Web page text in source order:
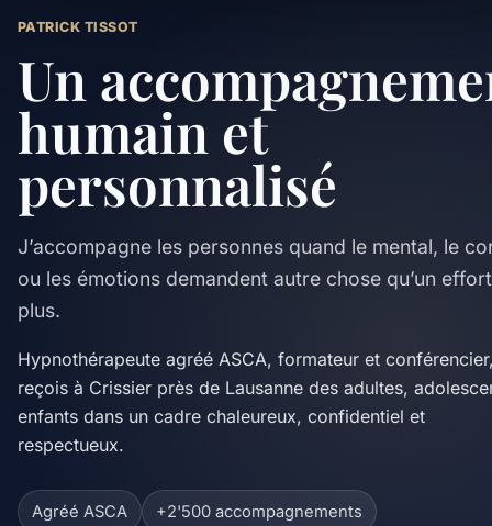
PATRICK TISSOT
Un
humain et
personnalisé
J’accompagne les personnes quand le mental, le
ou les émotions demandent autre chose qu’un
plus.
Hypnothérapeute agréé ASCA, formateur et
reçois à Crissier près de Lausanne des adultes,
enfants dans un cadre chaleureux, confidentiel et
respectueux.
Agréé ASCA +2'500 accompagnements